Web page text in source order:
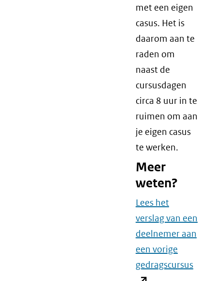
met een eigen
casus. Het is
daarom aan te
raden om
naast de
cursusdagen
circa 8 uur in te
ruimen om aan
je eigen casus
te werken.
Meer
weten?
Lees het
verslag van een
deelnemer aan
een vorige
gedragscursus